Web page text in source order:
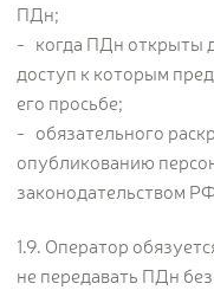
ПДн;
- когда ПДн открыты
доступ к которым
его просьбе;
- обязательного
опубликованию
законодательством
1.9. Оператор
не передавать ПДн